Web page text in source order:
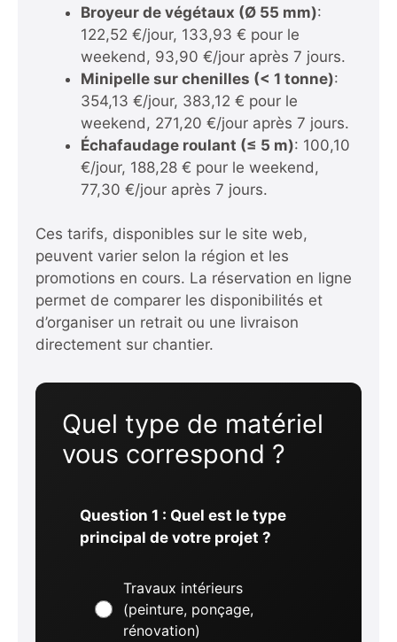
Broyeur de végétaux (Ø 55 mm):
122,52 €/jour, 133,93 € pour le
weekend, 93,90 €/jour après 7 jours.
Minipelle sur chenilles (< 1 tonne):
354,13 €/jour, 383,12 € pour le
weekend, 271,20 €/jour après 7 jours.
Échafaudage roulant (≤ 5 m): 100,10
€/jour, 188,28 € pour le weekend,
77,30 €/jour après 7 jours.
Ces tarifs, disponibles sur le site web,
peuvent varier selon la région et les
promotions en cours. La réservation en ligne
permet de comparer les disponibilités et
d’organiser un retrait ou une livraison
directement sur chantier.
Quel type de matériel
vous correspond ?
Question 1 : Quel est le type
principal de votre projet ?
Travaux intérieurs
(peinture, ponçage,
rénovation)